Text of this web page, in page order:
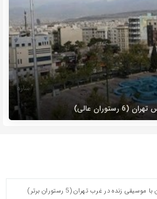
ساره
عالی)
شامل 60 کوچه بلند
ادامه مطلب
زنده در غرب تهران (5 رستوران برتر)